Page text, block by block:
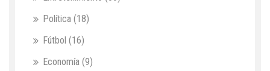
Política (18)
Fútbol (16)
Economía (9)